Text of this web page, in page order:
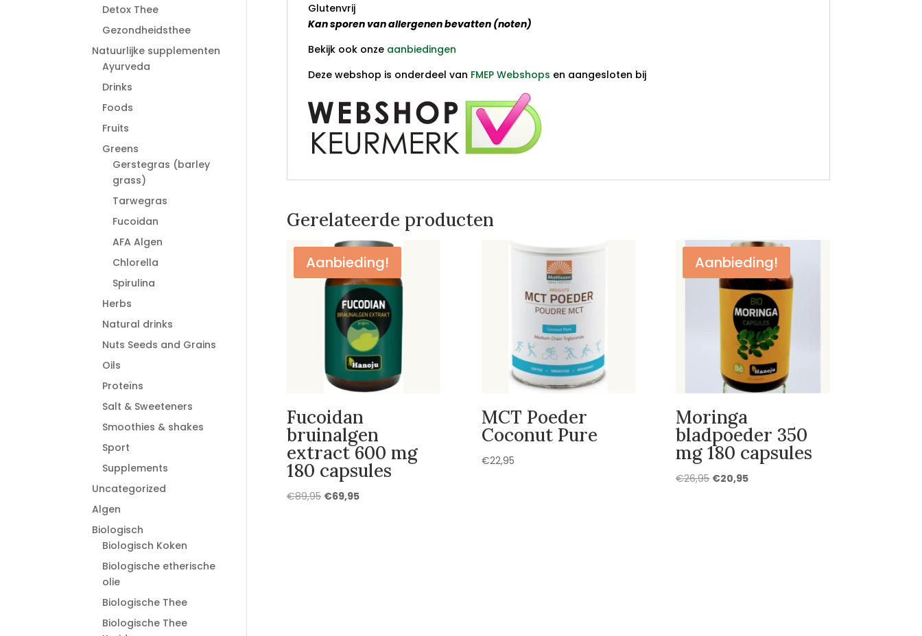
Glutenvrij
Kan sporen van allergenen bevatten (noten)
Bekijk ook onze aanbiedingen
Deze webshop is onderdeel van FMEP Webshops en aangesloten bij
Gerelateerde producten
Aanbieding!
Fucoidan
bruinalgen
extract 600 mg
180 capsules
€89,95 Oorspronkelijke
€69,95Huidige
MCT Poeder
Coconut Pure
€22,95
Aanbieding!
Moringa
bladpoeder 350
mg 180 capsules
€26,95 Oorspronkelijke
€20,95Huidige
Detox Thee
Gezondheidsthee
Natuurlijke supplementen
Ayurveda
Drinks
Foods
Fruits
Greens
Gerstegras (barley
grass)
Tarwegras
Fucoidan
AFA Algen
Chlorella
Spirulina
Herbs
Natural drinks
Nuts Seeds and Grains
Oils
Proteïns
Salt & Sweeteners
Smoothies & shakes
Sport
Supplements
Uncategorized
Algen
Biologisch
Biologisch Koken
Biologische etherische
olie
Biologische Thee
Biologische Thee